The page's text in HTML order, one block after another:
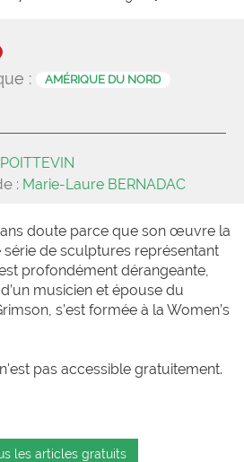
:
AMÉRIQUE DU NORD
: Marie-Laure BERNADAC
doute parce que son œuvre la
de sculptures représentant
profondément dérangeante,
musicien et épouse du
s’est formée à la Women’s
pas accessible gratuitement.
les articles gratuits